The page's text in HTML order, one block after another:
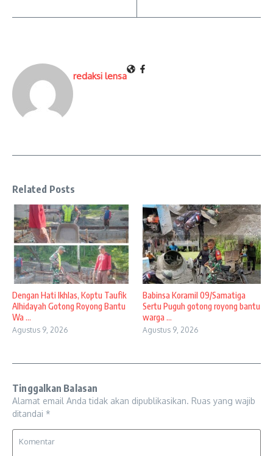
redaksi lensa
Related Posts
Dengan Hati Ikhlas, Koptu Taufik
Alhidayah Gotong Royong Bantu
Wa ...
Agustus 9, 2026
Babinsa Koramil 09/Samatiga
Sertu Puguh gotong royong bantu
warga ...
Agustus 9, 2026
Tinggalkan Balasan
Alamat email Anda tidak akan dipublikasikan. Ruas yang wajib
ditandai *